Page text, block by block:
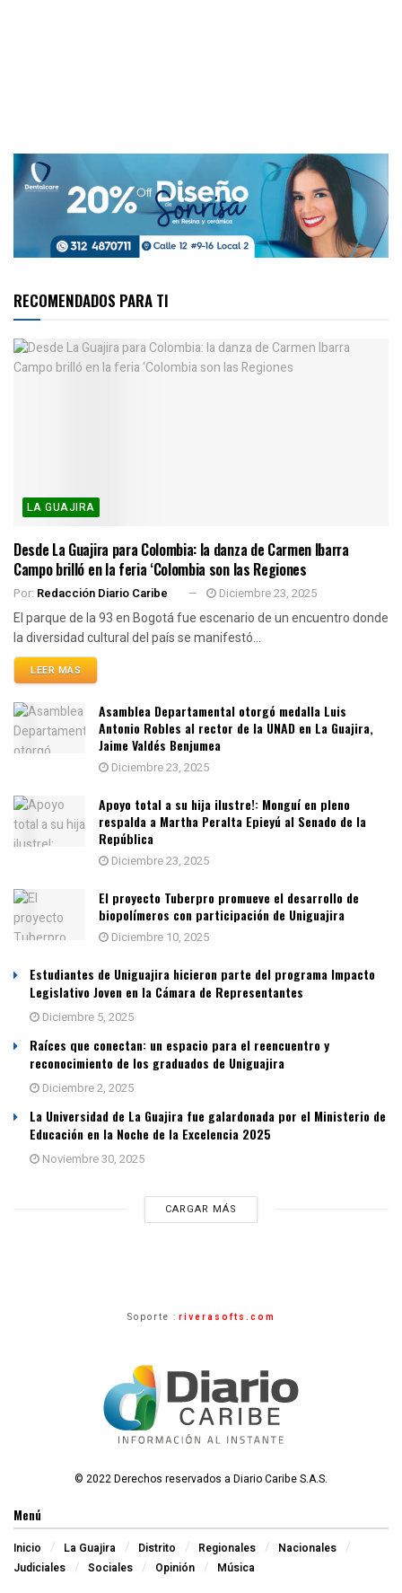
RECOMENDADOS PARA TI
LA GUAJIRA
Desde La Guajira para Colombia: la danza de Carmen Ibarra
Campo brilló en la feria ‘Colombia son las Regiones
Por: Redacción Diario Caribe Diciembre 23, 2025
El parque de la 93 en Bogotá fue escenario de un encuentro donde
la diversidad cultural del país se manifestó...
LEER MÁS
Asamblea Departamental otorgó medalla Luis
Antonio Robles al rector de la UNAD en La Guajira,
Jaime Valdés Benjumea
Diciembre 23, 2025
Apoyo total a su hija ilustre!: Monguí en pleno
respalda a Martha Peralta Epieyú al Senado de la
República
Diciembre 23, 2025
El proyecto Tuberpro promueve el desarrollo de
biopolímeros con participación de Uniguajira
Diciembre 10, 2025
Estudiantes de Uniguajira hicieron parte del programa Impacto
Legislativo Joven en la Cámara de Representantes
Diciembre 5, 2025
Raíces que conectan: un espacio para el reencuentro y
reconocimiento de los graduados de Uniguajira
Diciembre 2, 2025
La Universidad de La Guajira fue galardonada por el Ministerio de
Educación en la Noche de la Excelencia 2025
Noviembre 30, 2025
CARGAR MÁS
Soporte : riverasofts.com
© 2022 Derechos reservados a Diario Caribe S.A.S.
Menú
Inicio La Guajira Distrito Regionales
Nacionales
Judiciales
Sociales Opinión Música